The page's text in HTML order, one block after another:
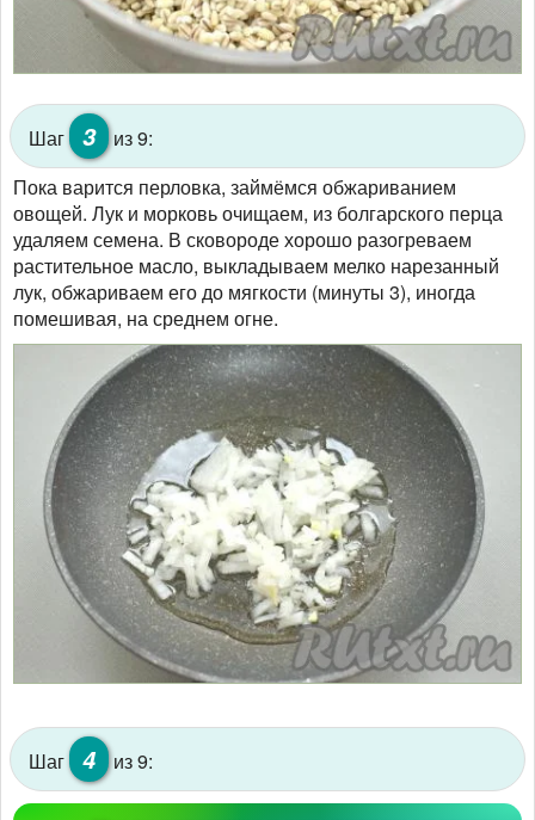
Шаг 3
из 9:
Пока варится перловка, займёмся обжариванием
овощей. Лук и морковь очищаем, из болгарского перца
удаляем семена. В сковороде хорошо разогреваем
растительное масло, выкладываем мелко нарезанный
лук, обжариваем его до мягкости (минуты 3), иногда
помешивая, на среднем огне.
Шаг 4 из 9: